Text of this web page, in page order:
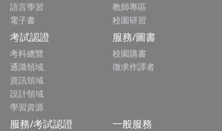
語言學習
電子書
教師專區
校園研習
考試認證
考科總覽
通識領域
資訊領域
設計領域
學習資源
服務/圖書
校園購書
徵求作譯者
服務/考試認證 一般服務